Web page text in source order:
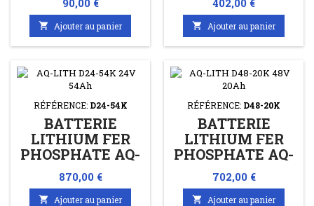
12V 12AH
 Ajouter au panier
12V 54AH
 Ajouter au panier
RÉFÉRENCE: D24-54K
BATTERIE
LITHIUM FER
PHOSPHATE AQ-
LITH D24-54K
24V 54AH
Prix
870,00 €
 Ajouter au panier
RÉFÉRENCE: D48-20K
BATTERIE
LITHIUM FER
PHOSPHATE AQ-
LITH D48-20K
48V 20AH
Prix
702,00 €
 Ajouter au panier